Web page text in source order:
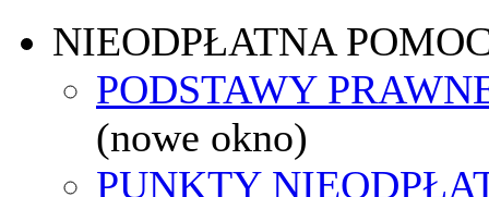
NIEODPŁATNA
PODSTAWY
(nowe okno)
PUNKTY